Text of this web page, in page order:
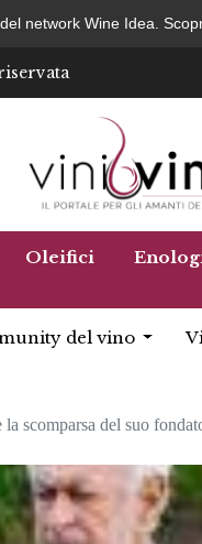
network Wine Idea.
Oleifici
del vino
scomparsa del suo